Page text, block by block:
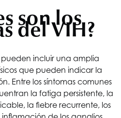
son los
del VIH?
pueden incluir una amplia
que pueden indicar la
Entre los síntomas comunes
la fatiga persistente, la
la fiebre recurrente, los